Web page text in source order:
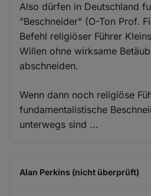
Also dürfen in Deutschland
"Beschneider" (O-Ton Prof.
Befehl religiöser Führer
Willen ohne wirksame
abschneiden.
Wenn dann noch religiöse
fundamentalistische
unterwegs sind ...
Alan Perkins (nicht überprüft)